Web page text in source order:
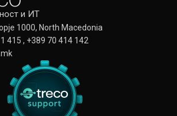
и ИТ
1000, North Macedonia
415 , +389 70 414 142